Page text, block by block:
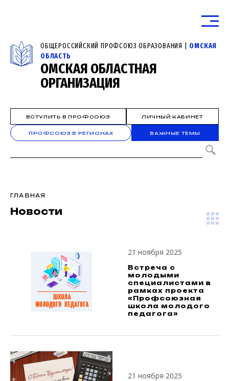
ОБЩЕРОССИЙСКИЙ ПРОФСОЮЗ ОБРАЗОВАНИЯ | ОМСКАЯ
ОБЛАСТЬ
ОМСКАЯ ОБЛАСТНАЯ
ОРГАНИЗАЦИЯ
ВСТУПИТЬ В ПРОФСОЮЗ ЛИЧНЫЙ КАБИНЕТ
ПРОФСОЮЗ В РЕГИОНАХ ВАЖНЫЕ ТЕМЫ
ГЛАВНАЯ
Новости
21 ноября 2025
Встреча с
молодыми
специалистами в
рамках проекта
«Профсоюзная
школа молодого
педагога»
21 ноября 2025